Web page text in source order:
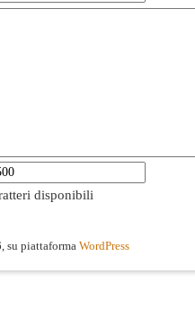
disponibili
su piattaforma WordPress